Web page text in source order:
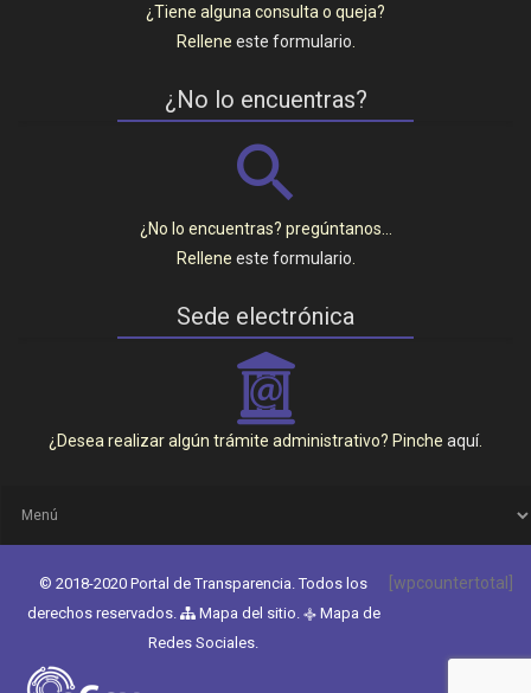
¿Tiene alguna consulta o queja?
Rellene este formulario.
¿No lo encuentras?
¿No lo encuentras? pregúntanos…
Rellene este formulario.
Sede electrónica
_
¿Desea realizar algún trámite administrativo? Pinche aquí.
© 2018-2020 Portal de Transparencia. Todos los
derechos reservados.
Mapa del sitio. q Mapa de
Redes Sociales.
[wpcountertotal]